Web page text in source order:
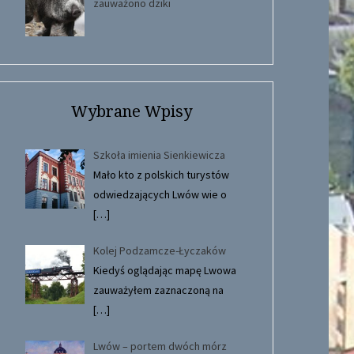
zauważono dziki
Wybrane Wpisy
Szkoła imienia Sienkiewicza
Mało kto z polskich turystów
odwiedzających Lwów wie o
[…]
Kolej Podzamcze-Łyczaków
Kiedyś oglądając mapę Lwowa
zauważyłem zaznaczoną na
[…]
Lwów – portem dwóch mórz